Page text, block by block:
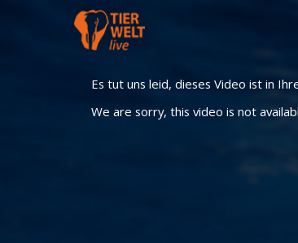
Es tut uns leid, dieses Video ist in
We are sorry, this video is not